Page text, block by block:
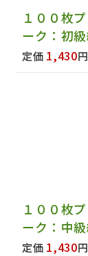
１００枚
ーク：初
定価 1,430円
１００枚
ーク：中
定価 1,430円